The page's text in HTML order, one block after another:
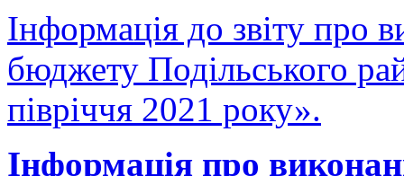
Інформація до звіту про
бюджету Подільського
півріччя 2021 року».
Інформація про